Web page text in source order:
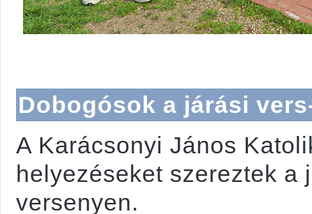
Dobogósok a járási
A Karácsonyi János
helyezéseket szereztek a
versenyen.